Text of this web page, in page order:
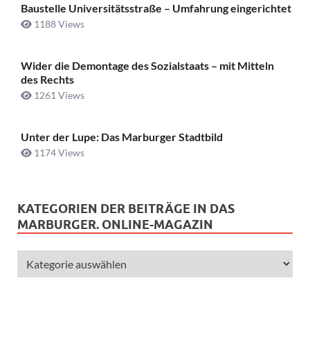
Baustelle Universitätsstraße ­– Umfahrung eingerichtet
1188 Views
Wider die Demontage des Sozialstaats – mit Mitteln
des Rechts
1261 Views
Unter der Lupe: Das Marburger Stadtbild
1174 Views
KATEGORIEN DER BEITRÄGE IN DAS
MARBURGER. ONLINE-MAGAZIN